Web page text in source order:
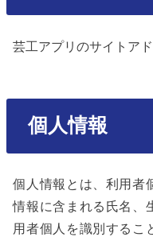
芸工アプリのサイトア
個人情報
個人情報とは、利用者
情報に含まれる氏名、
用者個人を識別するこ